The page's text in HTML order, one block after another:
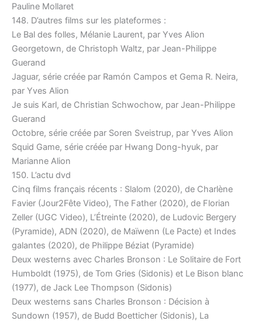
Pauline Mollaret
148. D’autres films sur les plateformes :
Le Bal des folles, Mélanie Laurent, par Yves Alion
Georgetown, de Christoph Waltz, par Jean-Philippe
Guerand
Jaguar, série créée par Ramón Campos et Gema R. Neira,
par Yves Alion
Je suis Karl, de Christian Schwochow, par Jean-Philippe
Guerand
Octobre, série créée par Soren Sveistrup, par Yves Alion
Squid Game, série créée par Hwang Dong-hyuk, par
Marianne Alion
150. L’actu dvd
Cinq films français récents : Slalom (2020), de Charlène
Favier (Jour2Fête Video), The Father (2020), de Florian
Zeller (UGC Video), L’Étreinte (2020), de Ludovic Bergery
(Pyramide), ADN (2020), de Maïwenn (Le Pacte) et Indes
galantes (2020), de Philippe Béziat (Pyramide)
Deux westerns avec Charles Bronson : Le Solitaire de Fort
Humboldt (1975), de Tom Gries (Sidonis) et Le Bison blanc
(1977), de Jack Lee Thompson (Sidonis)
Deux westerns sans Charles Bronson : Décision à
Sundown (1957), de Budd Boetticher (Sidonis), La